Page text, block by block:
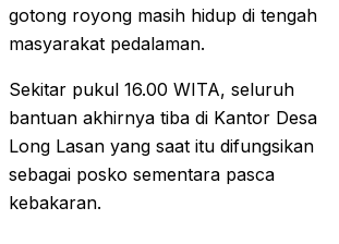
gotong royong masih hidup di tengah
masyarakat pedalaman.
Sekitar pukul 16.00 WITA, seluruh
bantuan akhirnya tiba di Kantor Desa
Long Lasan yang saat itu difungsikan
sebagai posko sementara pasca
kebakaran.